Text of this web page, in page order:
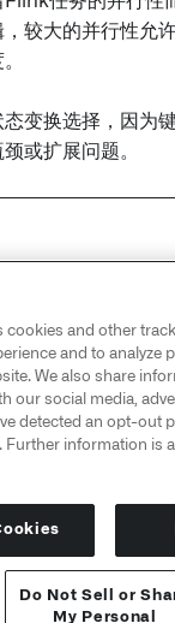
较大的并行性允
变换选择，因为
或扩展问题。
Technologies
↗
↗
Share My
cookies and other
and to analyze
We also share
our social media,
detected an opt-out
Further information is
Do Not Sell or
My Personal